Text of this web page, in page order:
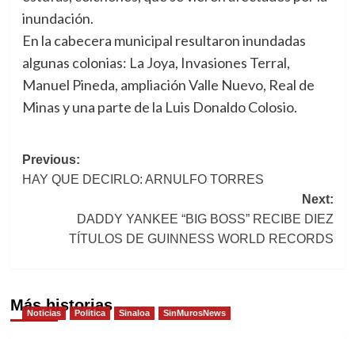
inundación.
En la cabecera municipal resultaron inundadas
algunas colonias: La Joya, Invasiones Terral,
Manuel Pineda, ampliación Valle Nuevo, Real de
Minas y una parte de la Luis Donaldo Colosio.
Post
navigation
Previous:
HAY QUE DECIRLO: ARNULFO TORRES
Next:
DADDY YANKEE “BIG BOSS” RECIBE DIEZ
TÍTULOS DE GUINNESS WORLD RECORDS
Más historias
Noticias Politica Sinaloa SinMurosNews